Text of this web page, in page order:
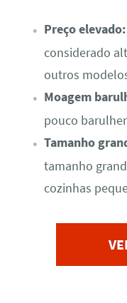
Preço elevado:
considerado
outros
Moagem
pouco
Tamanho
tamanho
cozinhas